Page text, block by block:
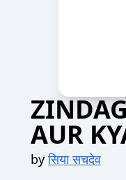
AUR
byसिया सचदेव